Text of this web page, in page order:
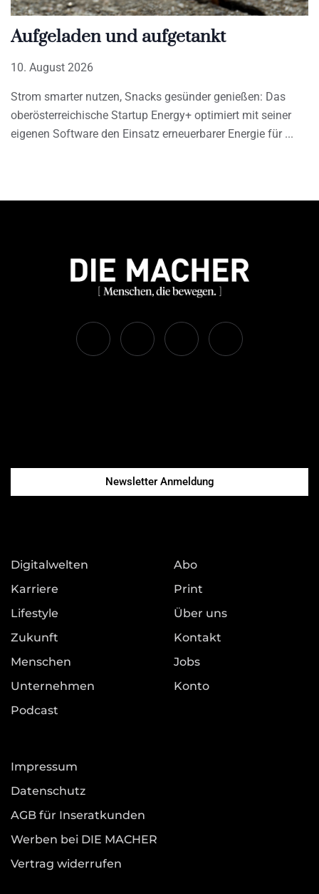
Aufgeladen und aufgetankt
10. August 2026
Strom smarter nutzen, Snacks gesünder genießen: Das
oberösterreichische Startup Energy+ optimiert mit seiner
eigenen Software den Einsatz erneuerbarer Energie für
Newsletter Anmeldung
Digitalwelten
Karriere
Lifestyle
Zukunft
Menschen
Unternehmen
Podcast
Abo
Print
Über uns
Kontakt
Jobs
Konto
Impressum
Datenschutz
AGB für Inseratkunden
Werben bei DIE MACHER
Vertrag widerrufen